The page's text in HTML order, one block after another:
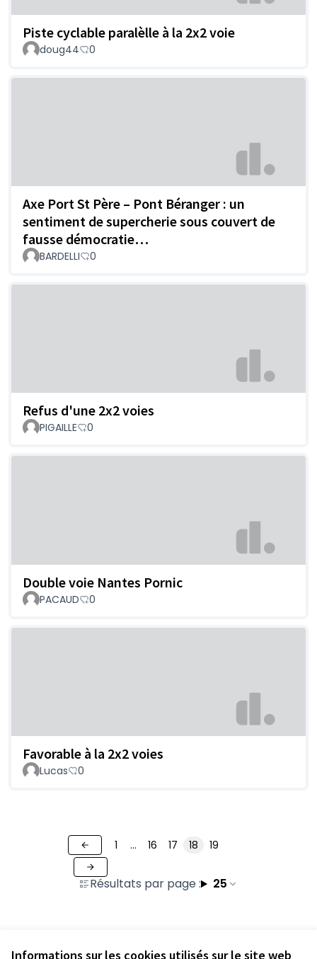
Informations sur les cookies utilisés sur le site web
Piste cyclable paralèlle à la 2x2 voie
doug44 0
Axe Port St Père – Pont Béranger : un
sentiment de supercherie sous couvert de
fausse démocratie…
BARDELLI 0
Refus d'une 2x2 voies
PIGAILLE 0
Double voie Nantes Pornic
PACAUD 0
Favorable à la 2x2 voies
Lucas 0
Résultats par page : 25
1 … 16 17 18 19